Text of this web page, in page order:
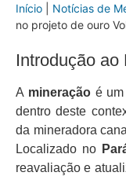
Início Notícias de
no projeto de ouro
Introdução ao
A mineração é
dentro deste
da mineradora
Localizado no
reavaliação e